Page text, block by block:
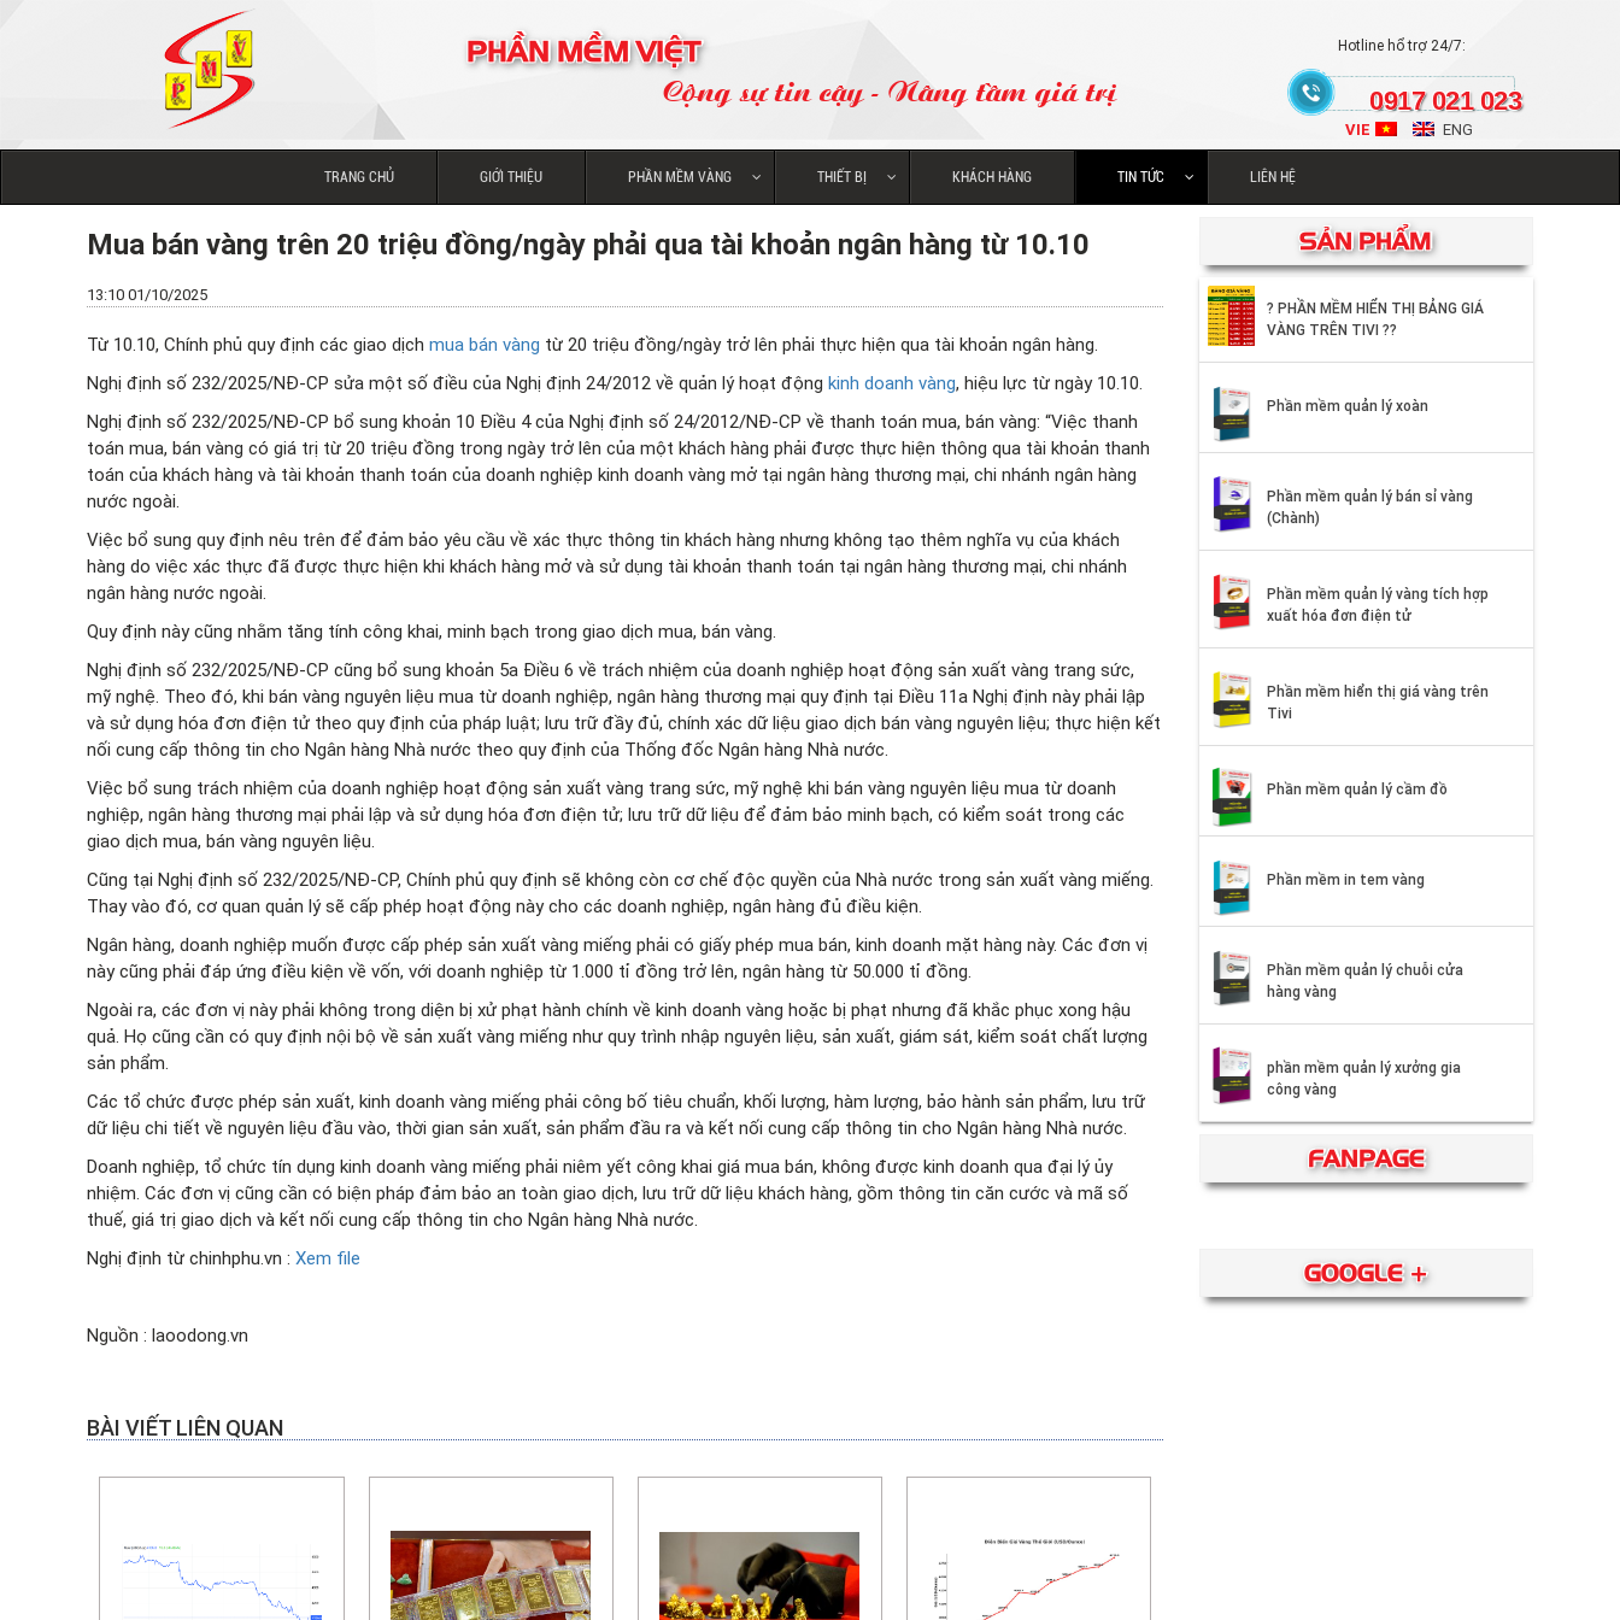
PHẦN MỀM VIỆT
Cộng sự tin cậy - Nâng tầm giá trị
Hotline hổ trợ 24/7:
0917 021 023
VIE ENG
TRANG CHỦ GIỚI THIỆU PHẦN MỀM VÀNG THIẾT BỊ KHÁCH HÀNG TIN TỨC LIÊN HỆ
Mua bán vàng trên 20 triệu đồng/ngày phải qua tài khoản ngân hàng từ 10.10
13:10 01/10/2025
Từ 10.10, Chính phủ quy định các giao dịch mua bán vàng từ 20 triệu đồng/ngày trở lên phải thực hiện qua tài khoản ngân hàng.
Nghị định số 232/2025/NĐ-CP sửa một số điều của Nghị định 24/2012 về quản lý hoạt động kinh doanh vàng, hiệu lực từ ngày 10.10.
Nghị định số 232/2025/NĐ-CP bổ sung khoản 10 Điều 4 của Nghị định số 24/2012/NĐ-CP về thanh toán mua, bán vàng: “Việc thanh
toán mua, bán vàng có giá trị từ 20 triệu đồng trong ngày trở lên của một khách hàng phải được thực hiện thông qua tài khoản thanh
toán của khách hàng và tài khoản thanh toán của doanh nghiệp kinh doanh vàng mở tại ngân hàng thương mại, chi nhánh ngân hàng
nước ngoài.
Việc bổ sung quy định nêu trên để đảm bảo yêu cầu về xác thực thông tin khách hàng nhưng không tạo thêm nghĩa vụ của khách
hàng do việc xác thực đã được thực hiện khi khách hàng mở và sử dụng tài khoản thanh toán tại ngân hàng thương mại, chi nhánh
ngân hàng nước ngoài.
Quy định này cũng nhằm tăng tính công khai, minh bạch trong giao dịch mua, bán vàng.
Nghị định số 232/2025/NĐ-CP cũng bổ sung khoản 5a Điều 6 về trách nhiệm của doanh nghiệp hoạt động sản xuất vàng trang sức,
mỹ nghệ. Theo đó, khi bán vàng nguyên liệu mua từ doanh nghiệp, ngân hàng thương mại quy định tại Điều 11a Nghị định này phải lập
và sử dụng hóa đơn điện tử theo quy định của pháp luật; lưu trữ đầy đủ, chính xác dữ liệu giao dịch bán vàng nguyên liệu; thực hiện kết
nối cung cấp thông tin cho Ngân hàng Nhà nước theo quy định của Thống đốc Ngân hàng Nhà nước.
Việc bổ sung trách nhiệm của doanh nghiệp hoạt động sản xuất vàng trang sức, mỹ nghệ khi bán vàng nguyên liệu mua từ doanh
nghiệp, ngân hàng thương mại phải lập và sử dụng hóa đơn điện tử; lưu trữ dữ liệu để đảm bảo minh bạch, có kiểm soát trong các
giao dịch mua, bán vàng nguyên liệu.
Cũng tại Nghị định số 232/2025/NĐ-CP, Chính phủ quy định sẽ không còn cơ chế độc quyền của Nhà nước trong sản xuất vàng miếng.
Thay vào đó, cơ quan quản lý sẽ cấp phép hoạt động này cho các doanh nghiệp, ngân hàng đủ điều kiện.
Ngân hàng, doanh nghiệp muốn được cấp phép sản xuất vàng miếng phải có giấy phép mua bán, kinh doanh mặt hàng này. Các đơn vị
này cũng phải đáp ứng điều kiện về vốn, với doanh nghiệp từ 1.000 tỉ đồng trở lên, ngân hàng từ 50.000 tỉ đồng.
Ngoài ra, các đơn vị này phải không trong diện bị xử phạt hành chính về kinh doanh vàng hoặc bị phạt nhưng đã khắc phục xong hậu
quả. Họ cũng cần có quy định nội bộ về sản xuất vàng miếng như quy trình nhập nguyên liệu, sản xuất, giám sát, kiểm soát chất lượng
sản phẩm.
Các tổ chức được phép sản xuất, kinh doanh vàng miếng phải công bố tiêu chuẩn, khối lượng, hàm lượng, bảo hành sản phẩm, lưu trữ
dữ liệu chi tiết về nguyên liệu đầu vào, thời gian sản xuất, sản phẩm đầu ra và kết nối cung cấp thông tin cho Ngân hàng Nhà nước.
Doanh nghiệp, tổ chức tín dụng kinh doanh vàng miếng phải niêm yết công khai giá mua bán, không được kinh doanh qua đại lý ủy
nhiệm. Các đơn vị cũng cần có biện pháp đảm bảo an toàn giao dịch, lưu trữ dữ liệu khách hàng, gồm thông tin căn cước và mã số
thuế, giá trị giao dịch và kết nối cung cấp thông tin cho Ngân hàng Nhà nước.
Nghị định từ chinhphu.vn : Xem file
Nguồn : laoodong.vn
BÀI VIẾT LIÊN QUAN
SẢN PHẨM
? PHẦN MỀM HIỂN THỊ BẢNG GIÁ
VÀNG TRÊN TIVI ??
Phần mềm quản lý xoàn
Phần mềm quản lý bán sỉ vàng
(Chành)
Phần mềm quản lý vàng tích hợp
xuất hóa đơn điện tử
Phần mềm hiển thị giá vàng trên
Tivi
Phần mềm quản lý cầm đồ
Phần mềm in tem vàng
Phần mềm quản lý chuỗi cửa
hàng vàng
phần mềm quản lý xưởng gia
công vàng
FANPAGE
GOOGLE +